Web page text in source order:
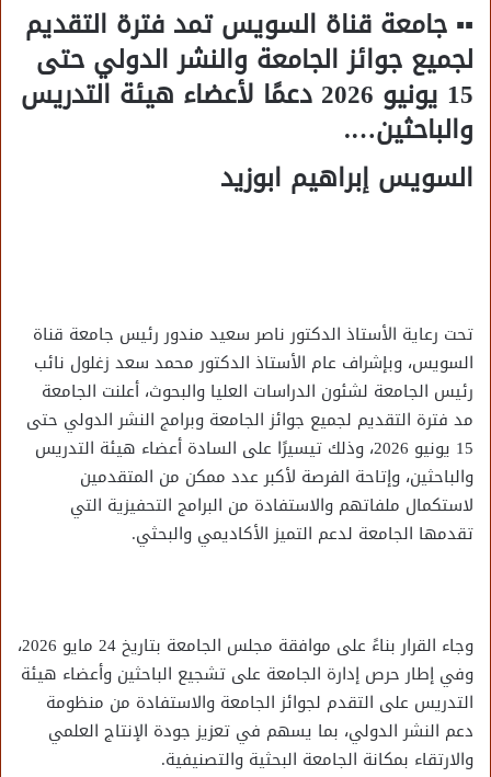
▪︎▪︎ جامعة قناة السويس تمد فترة التقديم
لجميع جوائز الجامعة والنشر الدولي حتى
15 يونيو 2026 دعمًا لأعضاء هيئة التدريس
والباحثين….
السويس إبراهيم ابوزيد
تحت رعاية الأستاذ الدكتور ناصر سعيد مندور رئيس جامعة قناة
السويس، وبإشراف عام الأستاذ الدكتور محمد سعد زغلول نائب
رئيس الجامعة لشئون الدراسات العليا والبحوث، أعلنت الجامعة
مد فترة التقديم لجميع جوائز الجامعة وبرامج النشر الدولي حتى
15 يونيو 2026، وذلك تيسيرًا على السادة أعضاء هيئة التدريس
والباحثين، وإتاحة الفرصة لأكبر عدد ممكن من المتقدمين
لاستكمال ملفاتهم والاستفادة من البرامج التحفيزية التي
تقدمها الجامعة لدعم التميز الأكاديمي والبحثي.
وجاء القرار بناءً على موافقة مجلس الجامعة بتاريخ 24 مايو 2026،
وفي إطار حرص إدارة الجامعة على تشجيع الباحثين وأعضاء هيئة
التدريس على التقدم لجوائز الجامعة والاستفادة من منظومة
دعم النشر الدولي، بما يسهم في تعزيز جودة الإنتاج العلمي
والارتقاء بمكانة الجامعة البحثية والتصنيفية.